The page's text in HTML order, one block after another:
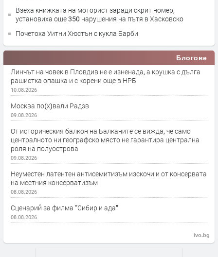
Взеха книжката на моторист заради скрит номер,
установиха още 350 нарушения на пътя в Хасковско
Почетоха Уитни Хюстън с кукла Барби
Блогове
Линчът на човек в Пловдив не е изненада, а крушка с дълга
рашистка опашка и с корени още в НРБ
10.08.2026
Москва по(х)вали Радэв
09.08.2026
От историческия балкон на Балканите се вижда, че само
централното ни географско място не гарантира централна
роля на полуострова
09.08.2026
Неуместен латентен антисемитизъм изскочи и от консервата
на местния консерватизъм
08.08.2026
Сценарий за филма “Сибир и ада”
08.08.2026
ivo.bg